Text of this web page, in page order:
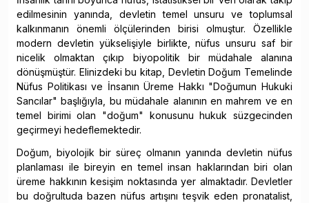
edilmesinin yanında, devletin temel unsuru ve toplumsal
kalkınmanın önemli ölçülerinden birisi olmuştur. Özellikle
modern devletin yükselişiyle birlikte, nüfus unsuru saf bir
nicelik olmaktan çıkıp biyopolitik bir müdahale alanına
dönüşmüştür. Elinizdeki bu kitap, Devletin Doğum Temelinde
Nüfus Politikası ve İnsanın Üreme Hakkı "Doğumun Hukuki
Sancılar" başlığıyla, bu müdahale alanının en mahrem ve en
temel birimi olan "doğum" konusunu hukuk süzgecinden
geçirmeyi hedeflemektedir.
Doğum, biyolojik bir süreç olmanın yanında devletin nüfus
planlaması ile bireyin en temel insan haklarından biri olan
üreme hakkının kesişim noktasında yer almaktadır. Devletler
bu doğrultuda bazen nüfus artışını teşvik eden pronatalist,